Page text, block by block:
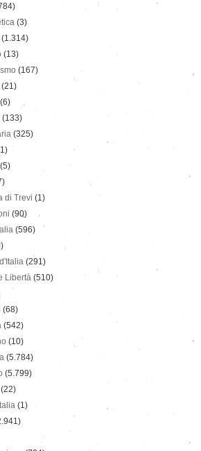
(3)
(1.314)
(13)
(167)
(21)
(6)
(133)
(325)
(5)
di Trevi (1)
(90)
(596)
(291)
Libertà (510)
(68)
(542)
(10)
(5.784)
(5.799)
(22)
(1)